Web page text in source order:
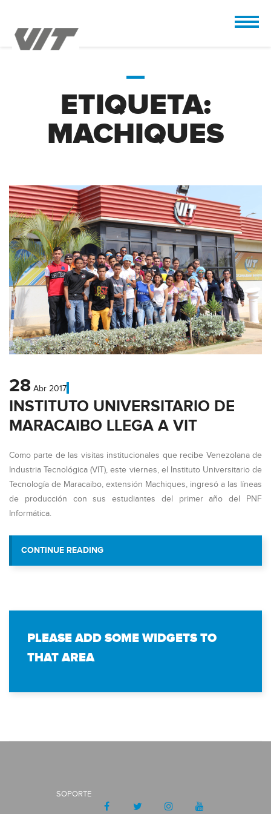
ETIQUETA:
MACHIQUES
28 Abr 2017
INSTITUTO UNIVERSITARIO DE
MARACAIBO LLEGA A VIT
Como parte de las visitas institucionales que recibe Venezolana de
Industria Tecnológica (VIT), este viernes, el Instituto Universitario de
Tecnología de Maracaibo, extensión Machiques, ingresó a las líneas
de producción con sus estudiantes del primer año del PNF
Informática.
CONTINUE READING
PLEASE ADD SOME WIDGETS TO
THAT AREA
SOPORTE